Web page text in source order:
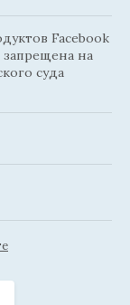
Facebook
запрещена на
суда